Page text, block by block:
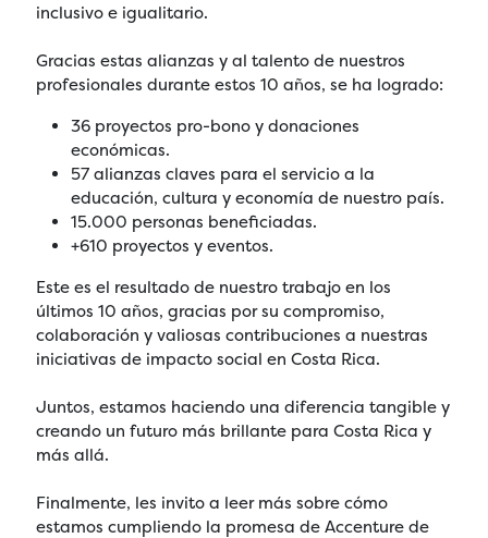
inclusivo e igualitario.
Gracias estas alianzas y al talento de nuestros
profesionales durante estos 10 años, se ha logrado:
36 proyectos pro-bono y donaciones
económicas.
57 alianzas claves para el servicio a la
educación, cultura y economía de nuestro país.
15.000 personas beneficiadas.
+610 proyectos y eventos.
Este es el resultado de nuestro trabajo en los
últimos 10 años, gracias por su compromiso,
colaboración y valiosas contribuciones a nuestras
iniciativas de impacto social en Costa Rica.
Juntos, estamos haciendo una diferencia tangible y
creando un futuro más brillante para Costa Rica y
más allá.
Finalmente, les invito a leer más sobre cómo
estamos cumpliendo la promesa de Accenture de